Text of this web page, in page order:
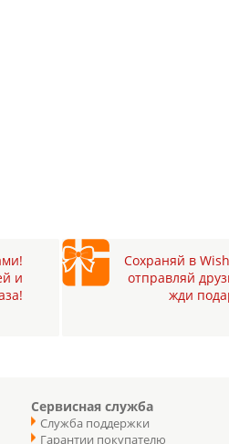
и
Сохраняй в
отправляй
жди
Сервисная служба
Служба поддержки
Гарантии покупателю